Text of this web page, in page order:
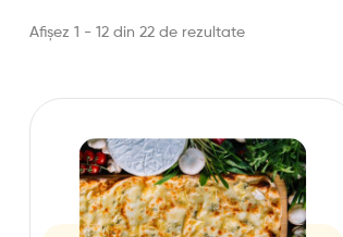
Afișez 1 - 12 din 22 de rezultate